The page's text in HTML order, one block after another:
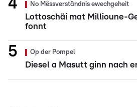
No Mëssverständnis ewechgeheit
Lottoschäi mat Millioune-
fonnt
Op der Pompel
Diesel a Masutt ginn nach